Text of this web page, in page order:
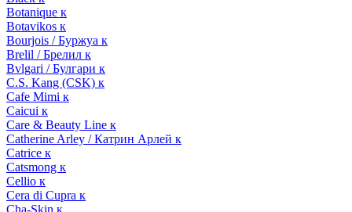
Botanique к
Botavikos к
Bourjois / Буржуа к
Brelil / Брелил к
Bvlgari / Булгари к
C.S. Kang (CSK) к
Cafe Mimi к
Caicui к
Care & Beauty Line к
Catherine Arley / Катрин Арлей к
Catrice к
Catsmong к
Cellio к
Cera di Cupra к
Cha-Skin к